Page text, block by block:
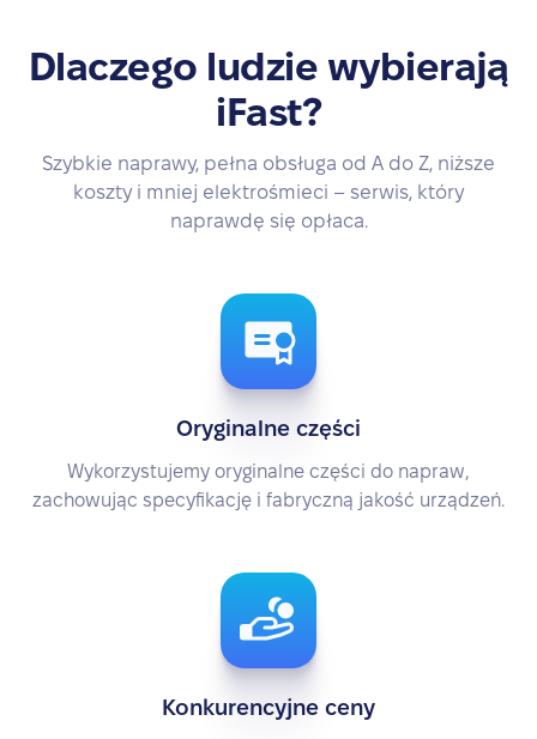
Dlaczego ludzie wybierają
iFast?
Szybkie naprawy, pełna obsługa od A do Z, niższe
koszty i mniej elektrośmieci – serwis, który
naprawdę się opłaca.
Oryginalne części
Wykorzystujemy oryginalne części do napraw,
zachowując specyfikację i fabryczną jakość urządzeń.
Konkurencyjne ceny